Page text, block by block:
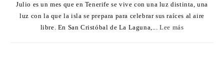
Julio es un mes que en Tenerife se vive con una luz distinta, una
luz con la que la isla se prepara para celebrar sus raíces al aire
libre. En San Cristóbal de La Laguna,...Lee más